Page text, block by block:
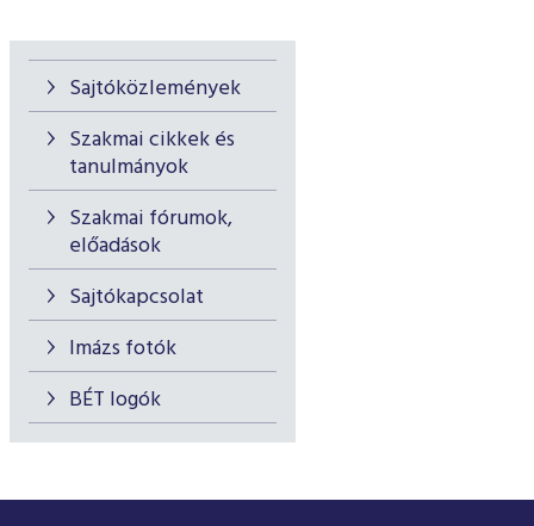
Sajtóközlemények
Szakmai cikkek és
tanulmányok
Szakmai fórumok,
előadások
Sajtókapcsolat
Imázs fotók
BÉT logók